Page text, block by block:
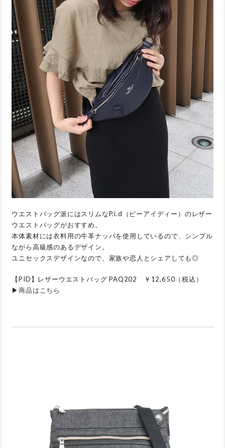
ウエストバッグ派にはスリムなP.i.d（ピーアイディー）のレザー
ウエストバッグがおすすめ。
本体素材には衣料用の牛革ナッパを使用しているので、シンプル
ながら高級感のあるデザイン。
ユニセックスデザインなので、家族や恋人とシェアしても◎
【PID】レザーウエストバッグ PAQ202 ￥12,650（税込）
▶商品はこちら